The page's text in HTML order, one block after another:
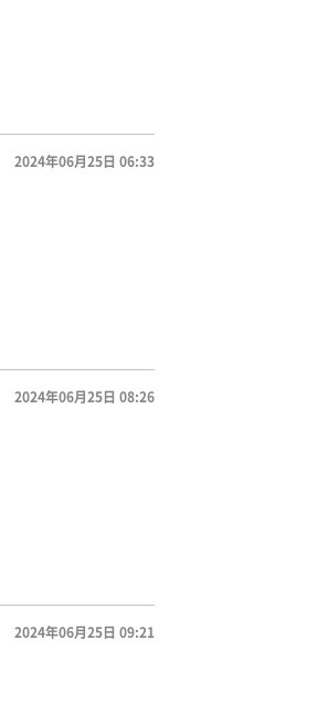
2024年06月25日 06:33
2024年06月25日 08:26
2024年06月25日 09:21